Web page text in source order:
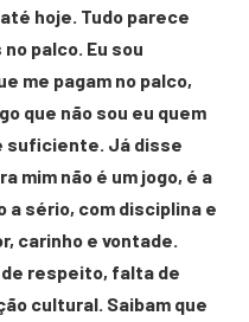
hoje. Tudo parece
palco. Eu sou
me pagam no palco,
que não sou eu quem
suficiente. Já disse
mim não é um jogo, é a
a sério, com disciplina e
carinho e vontade.
respeito, falta de
cultural. Saibam que